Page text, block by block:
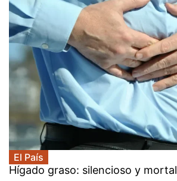
El País
Hígado graso: silencioso y mortal